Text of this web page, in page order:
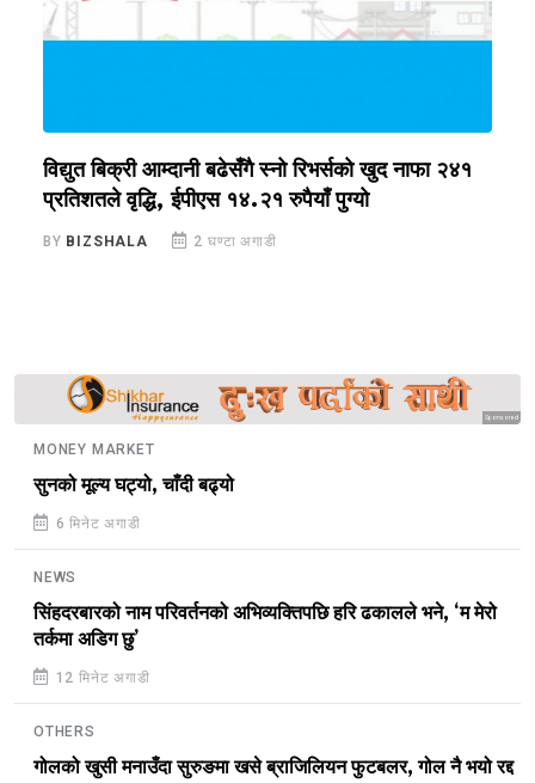
विद्युत बिक्री आम्दानी बढेसँगै स्नो रिभर्सको खुद नाफा २४१
प्रतिशतले वृद्धि, ईपीएस १४.२१ रुपैयाँ पुग्यो
BY BIZSHALA 2 घण्टा अगाडी
Sponsored
MONEY MARKET
सुनको मूल्य घट्यो, चाँदी बढ्यो
6 मिनेट अगाडी
NEWS
सिंहदरबारको नाम परिवर्तनको अभिव्यक्तिपछि हरि ढकालले भने, ‘म मेरो
तर्कमा अडिग छु’
12 मिनेट अगाडी
OTHERS
गोलको खुसी मनाउँदा सुरुङमा खसे ब्राजिलियन फुटबलर, गोल नै भयो रद्द